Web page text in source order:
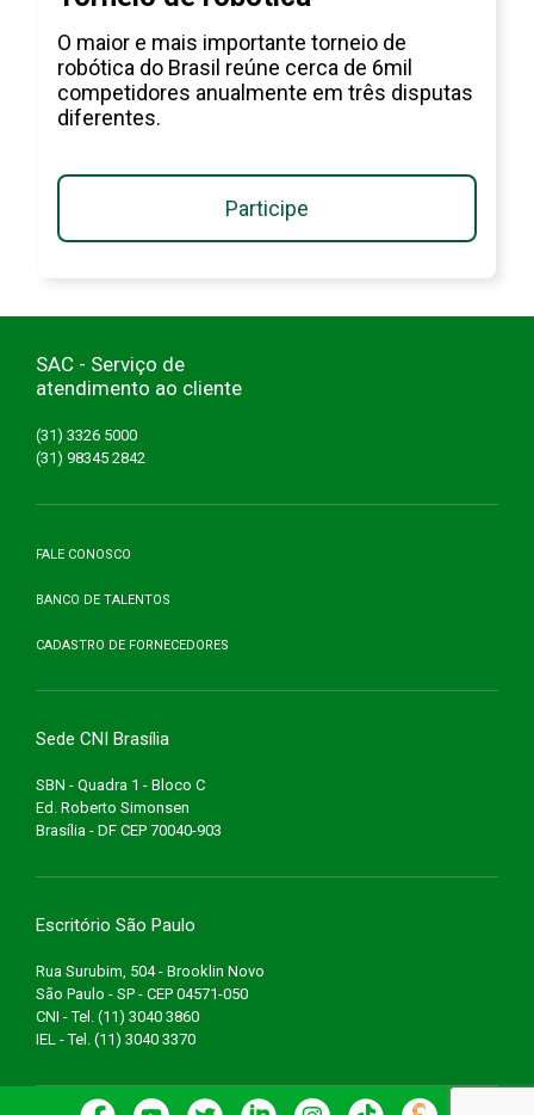
O maior e mais importante torneio de
robótica do Brasil reúne cerca de 6mil
competidores anualmente em três disputas
diferentes.
Participe
SAC - Serviço de
atendimento ao cliente
(31) 3326 5000
(31) 98345 2842
FALE CONOSCO
BANCO DE TALENTOS
CADASTRO DE FORNECEDORES
Sede CNI Brasília
SBN - Quadra 1 - Bloco C
Ed. Roberto Simonsen
Brasília - DF CEP 70040-903
Escritório São Paulo
Rua Surubim, 504 - Brooklin Novo
São Paulo - SP - CEP 04571-050
CNI - Tel. (11) 3040 3860
IEL - Tel. (11) 3040 3370